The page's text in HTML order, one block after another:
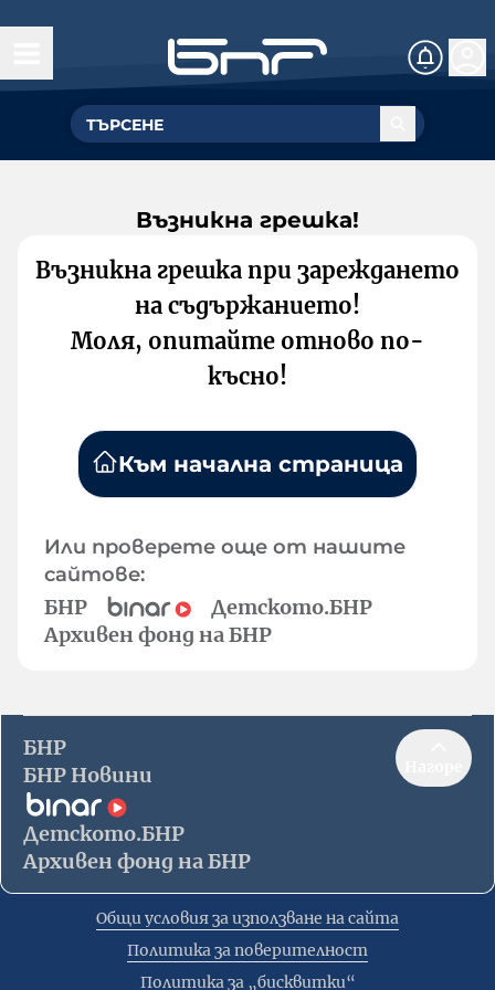
Възникна грешка!
Възникна грешка при зареждането
на съдържанието!
Моля, опитайте отново по-
късно!
Към начална страница
Или проверете още от нашите
сайтове:
БНР
Детското.БНР
Архивен фонд на БНР
БНР
БНР Новини
Детското.БНР
Архивен фонд на БНР
Общи условия за използване на сайта
Политика за поверителност
Политика за „бисквитки“